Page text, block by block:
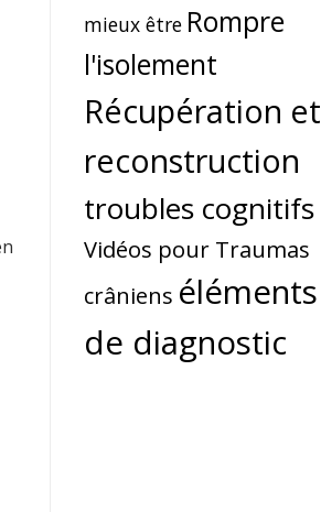
mieux être Rompre
l'isolement
Récupération et
reconstruction
troubles cognitifs
Vidéos pour Traumas
crâniens éléments
de diagnostic